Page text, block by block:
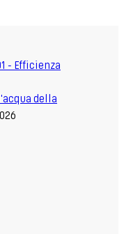
- Efficienza
della